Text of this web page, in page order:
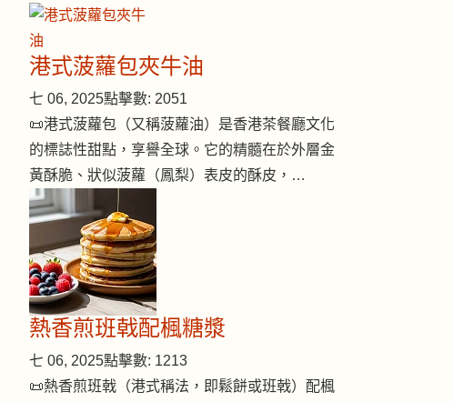
港式菠蘿包夾牛油
七 06, 2025點擊數: 2051
📜港式菠蘿包（又稱菠蘿油）是香港茶餐廳文化
的標誌性甜點，享譽全球。它的精髓在於外層金
黃酥脆、狀似菠蘿（鳳梨）表皮的酥皮，…
熱香煎班戟配楓糖漿
七 06, 2025點擊數: 1213
📜熱香煎班戟（港式稱法，即鬆餅或班戟）配楓